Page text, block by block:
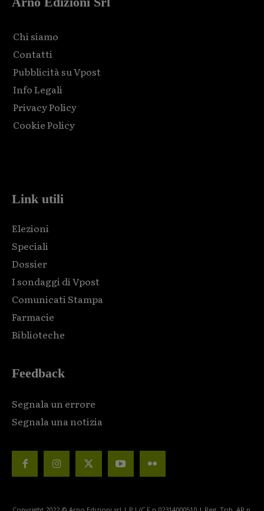
Chi siamo
Contatti
Pubblicità su Vpost
Info Legali
Privacy Policy
Cookie Policy
Link utili
Elezioni
Speciali
Dossier
I sondaggi di Vpost
Comunicati Stampa
Farmacie
Biblioteche
Feedback
Segnala un errore
Segnala una notizia